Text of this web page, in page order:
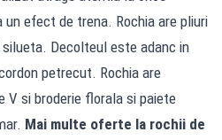
efect de trena. Rochia are pliuri
Decolteul este adanc in
petrecut. Rochia are
V si broderie florala si paiete
Mai multe oferte la rochii de